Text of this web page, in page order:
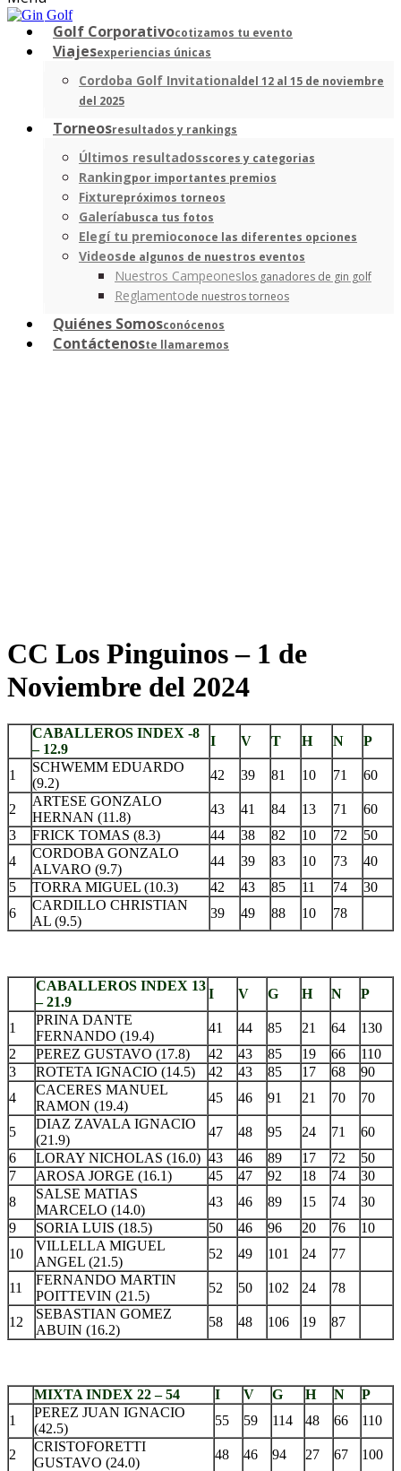
Golf Corporativocotizamos tu evento
Viajesexperiencias únicas
Cordoba Golf Invitationaldel 12 al 15 de noviembre
del 2025
Torneosresultados y rankings
Últimos resultadosscores y categorias
Rankingpor importantes premios
Fixturepróximos torneos
Galeríabusca tus fotos
Elegí tu premioconoce las diferentes opciones
Videosde algunos de nuestros eventos
Nuestros Campeoneslos ganadores de gin golf
Reglamentode nuestros torneos
Quiénes Somosconócenos
Contáctenoste llamaremos
CC Los Pinguinos – 1 de
Noviembre del 2024
CABALLEROS INDEX -8
– 12.9
I V T H N P
1
SCHWEMM EDUARDO
(9.2)
42 39 81 10 71 60
2
ARTESE GONZALO
HERNAN (11.8)
43 41 84 13 71
60
3
FRICK TOMAS (8.3) 44 38 82 10 72
50
4
CORDOBA GONZALO
ALVARO (9.7)
44 39 83 10 73
40
5
TORRA MIGUEL (10.3) 42 43 85 11 74
30
6
CARDILLO CHRISTIAN
AL (9.5)
39 49 88 10 78
CABALLEROS INDEX 13
– 21.9
I V G H N P
1
PRINA DANTE
FERNANDO (19.4)
41 44 85 21 64
130
2
PEREZ GUSTAVO (17.8) 42 43 85 19 66
110
3
ROTETA IGNACIO (14.5) 42 43 85 17 68
90
4
CACERES MANUEL
RAMON (19.4)
45 46 91 21 70 70
5
DIAZ ZAVALA IGNACIO
(21.9)
47 48 95 24 71
60
6
LORAY NICHOLAS (16.0) 43 46 89 17 72
50
7
AROSA JORGE (16.1) 45 47 92 18 74
30
8
SALSE MATIAS
MARCELO (14.0)
43 46 89 15 74
30
9
SORIA LUIS (18.5) 50 46 96 20 76
10
10
VILLELLA MIGUEL
ANGEL (21.5)
52 49 101 24 77
11
FERNANDO MARTIN
POITTEVIN (21.5)
52 50 102 24 78
12
SEBASTIAN GOMEZ
ABUIN (16.2)
58 48 106 19 87
MIXTA INDEX 22 – 54 I V G H N
P
1
PEREZ JUAN IGNACIO
(42.5)
55 59 114 48 66 110
2
CRISTOFORETTI
GUSTAVO (24.0)
48 46 94 27 67 100